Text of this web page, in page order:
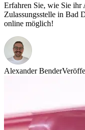
Erfahren Sie, wie Sie ihr
Zulassungsstelle in Bad
online möglich!
Alexander Bender